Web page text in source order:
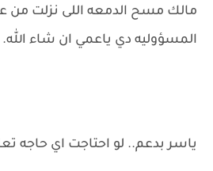
مالك مسح الدمعه اللى نزلت من
المسؤوليه دي ياعمي ان شاء الله.
ياسر بدعم.. لو احتاجت اي حاجه